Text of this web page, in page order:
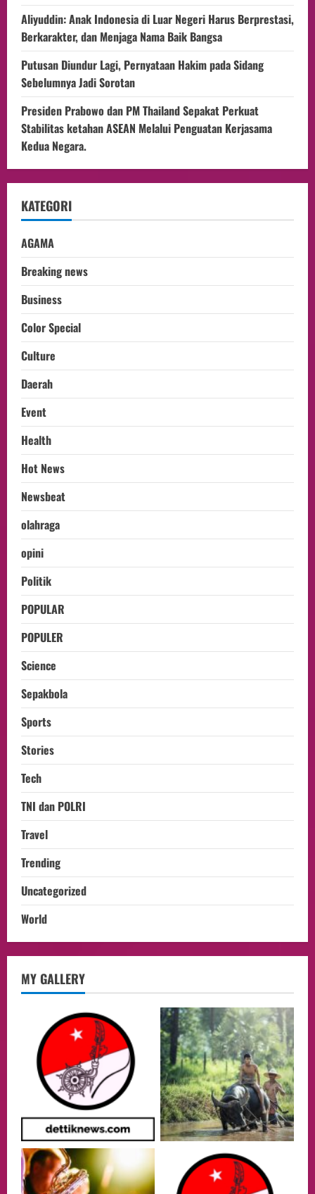
Aliyuddin: Anak Indonesia di Luar Negeri Harus Berprestasi,
Berkarakter, dan Menjaga Nama Baik Bangsa
Putusan Diundur Lagi, Pernyataan Hakim pada Sidang
Sebelumnya Jadi Sorotan
Presiden Prabowo dan PM Thailand Sepakat Perkuat
Stabilitas ketahan ASEAN Melalui Penguatan Kerjasama
Kedua Negara.
KATEGORI
AGAMA
Breaking news
Business
Color Special
Culture
Daerah
Event
Health
Hot News
Newsbeat
olahraga
opini
Politik
POPULAR
POPULER
Science
Sepakbola
Sports
Stories
Tech
TNI dan POLRI
Travel
Trending
Uncategorized
World
MY GALLERY
lembaga investor, Berorientasi Untuk
Meningkatkan SDM
05/08/2026
3
Health
Aliyuddin: Anak Indonesia di Luar Negeri
Harus Berprestasi, Berkarakter, dan
Menjaga Nama Baik Bangsa
05/08/2026
Putusan Diundur Lagi, Pernyataan
Hakim pada Sidang Sebelumnya Jadi